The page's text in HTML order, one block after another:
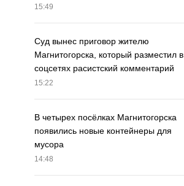
15:49
Суд вынес приговор жителю
Магнитогорска, который разместил в
соцсетях расистский комментарий
15:22
В четырех посёлках Магнитогорска
появились новые контейнеры для
мусора
14:48